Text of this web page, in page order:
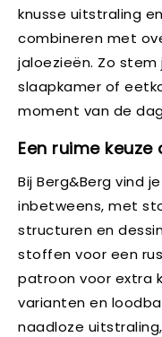
knusse uitstraling
combineren met
jaloezieën. Zo
slaapkamer of
moment van de
Een ruime
Bij Berg&Berg vind
inbetweens, met
structuren en
stoffen voor een
patroon voor extra
varianten en
naadloze